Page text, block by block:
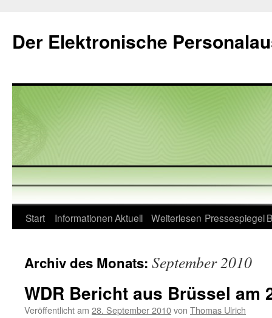
springen
Der Elektronische
Start InformationenAktuell Weiterlesen Pressespiegel
Archiv des Monats: September 2010
WDR Bericht aus Brüssel am
Veröffentlicht am 28. September 2010von Thomas Ulrich